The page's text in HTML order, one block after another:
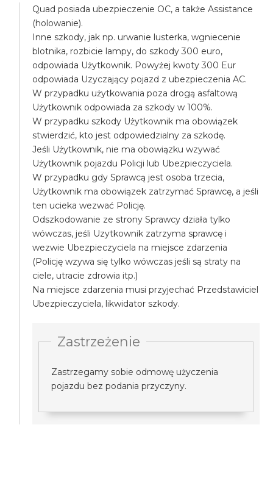
Quad posiada ubezpieczenie OC, a także Assistance
(holowanie).
Inne szkody, jak np. urwanie lusterka, wgniecenie
blotnika, rozbicie lampy, do szkody 300 euro,
odpowiada Użytkownik. Powyżej kwoty 300 Eur
odpowiada Uzyczający pojazd z ubezpieczenia AC.
W przypadku użytkowania poza drogą asfaltową
Użytkownik odpowiada za szkody w 100%.
W przypadku szkody Użytkownik ma obowiązek
stwierdzić, kto jest odpowiedzialny za szkodę.
Jeśli Użytkownik, nie ma obowiązku wzywać
Użytkownik pojazdu Policji lub Ubezpieczyciela.
W przypadku gdy Sprawcą jest osoba trzecia,
Użytkownik ma obowiązek zatrzymać Sprawcę, a jeśli
ten ucieka wezwać Policję.
Odszkodowanie ze strony Sprawcy działa tylko
wówczas, jeśli Uzytkownik zatrzyma sprawcę i
wezwie Ubezpieczyciela na miejsce zdarzenia
(Policję wzywa się tylko wówczas jeśli są straty na
ciele, utracie zdrowia itp.)
Na miejsce zdarzenia musi przyjechać Przedstawiciel
Ubezpieczyciela, likwidator szkody.
Zastrzeżenie
Zastrzegamy sobie odmowę użyczenia
pojazdu bez podania przyczyny.